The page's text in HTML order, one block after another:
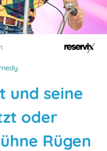
und seine
oder
Rügen